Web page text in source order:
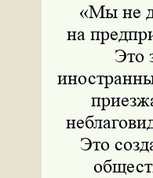
«Мы не
на
Это
Это